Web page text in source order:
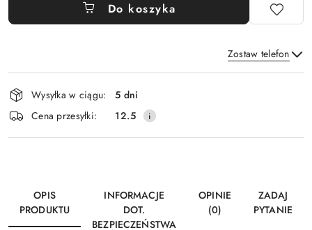
Do koszyka
Zostaw telefon
Wyślij
Dostępność
i
dostawa
Wysyłka w ciągu:
5 dni
Cena przesyłki:
12.5
OPIS
PRODUKTU
INFORMACJE
DOT.
BEZPIECZEŃSTWA
OPINIE
(0)
ZADAJ
PYTANIE